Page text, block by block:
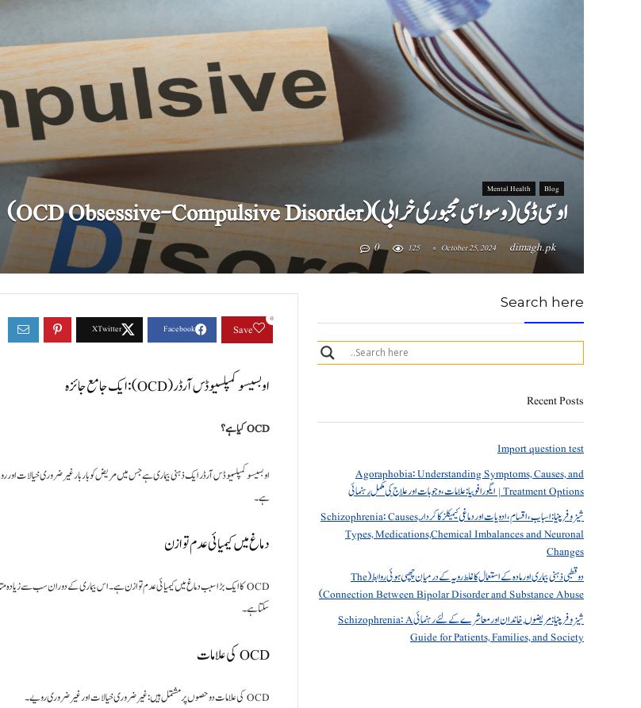
Blog
Mental Health
او سی ڈی (وسواسی مجبوری خرابی) (OCD Obsessive-Compulsive Disorder)
dimagh.pk
October 25, 2024
125
0
Save
0
اوبسیسو کمپلسیو ڈس آرڈر (OCD): ایک جامع جائزہ
OCD کیا ہے؟
اوبسیسو کمپلسیو ڈس آرڈر ایک ذہنی بیماری ہے جس میں مریض کو بار بار غیر ضروری خیالات اور
ہے۔
دماغ میں کیمیائی عدم توازن
سکتا ہے۔
OCD کی علامات
OCD کی علامات دو حصوں پر مشتمل ہیں: غیر ضروری خیالات اور غیر ضروری رویے۔
Search here
Recent Posts
Import question test
Agoraphobia: Understanding Symptoms, Causes, and
Treatment Options | ایگورافوبیا: علامات، وجوہات اور علاج کی مکمل رہنمائی
شیزوفرینیا: اسباب، اقسام، ادویات اور دماغی کیمیکلز کا کردار Schizophrenia: Causes,
Types, Medications,Chemical Imbalances and Neuronal
Changes
دو قطبی ذہنی بیماری اور مادہ کے استعمال کا غلط رویہ کے درمیان چھپی ہوئی روابط (The
Connection Between Bipolar Disorder and Substance Abuse)
شیزوفرینیا: مریضوں, خاندان اور معاشرے کے لئے رہنمائی Schizophrenia: A
Guide for Patients, Families, and Society